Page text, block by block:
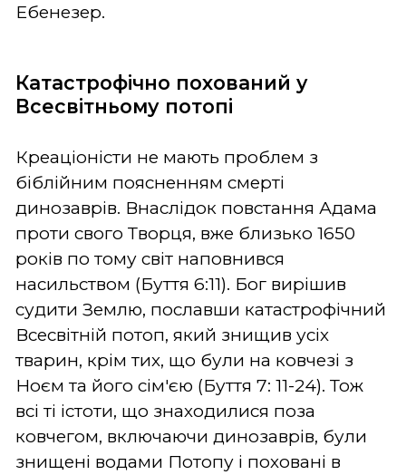
Ебенезер.
Катастрофічно похований у
Всесвітньому потопі
Креаціоністи не мають проблем з
біблійним поясненням смерті
динозаврів. Внаслідок повстання Адама
проти свого Творця, вже близько 1650
років по тому світ наповнився
насильством (Буття 6:11). Бог вирішив
судити Землю, пославши катастрофічний
Всесвітній потоп, який знищив усіх
тварин, крім тих, що були на ковчезі з
Ноєм та його сім'єю (Буття 7: 11-24). Тож
всі ті істоти, що знаходилися поза
ковчегом, включаючи динозаврів, були
знищені водами Потопу і поховані в